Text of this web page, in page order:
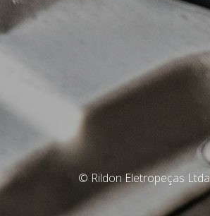
© Rildon Eletropeças